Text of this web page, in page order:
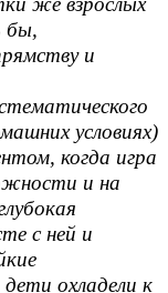
бы,
и
условиях)
когда игра
и на
с ней и
охладели к